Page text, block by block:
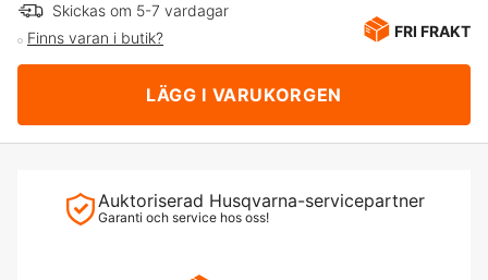
Skickas om 5-7 vardagar
Finns varan i butik?
FRI FRAKT
LÄGG I VARUKORGEN
Auktoriserad Husqvarna-servicepartner
Garanti och service hos oss!